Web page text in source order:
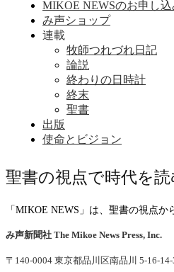
MIKOE NEWSのお申し込
み声ショップ
連載
牧師つれづれ日記
論説
終わりの日時計
終末
聖書
出版
使命とビジョン
聖書の視点で時代を読
「MIKOE NEWS」は、聖書の視点
み声新聞社 The Mikoe News Press, Inc.
〒140-0004 東京都品川区南品川 5-16-14-